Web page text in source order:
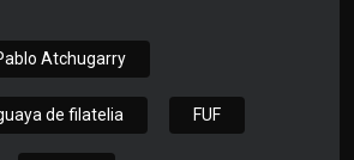
Atchugarry
de filatelia FUF